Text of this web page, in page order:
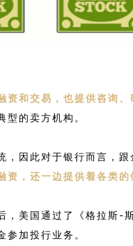
资和交易，也提供咨询
型的卖方机构。
因此对于银行而言，跟
，还一边提供着各类的
美国通过了《格拉斯-
参加投行业务。